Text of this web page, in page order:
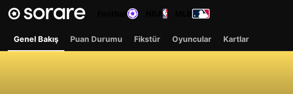
Genel Bakış Puan Durumu Fikstür Oyuncular Kartlar